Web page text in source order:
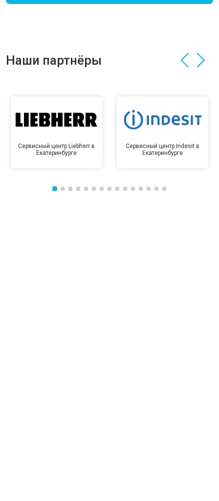
Наши партнёры
Сервисный центр Liebherr в
Екатеринбурге
Сервисный центр Indesit в
Екатеринбурге